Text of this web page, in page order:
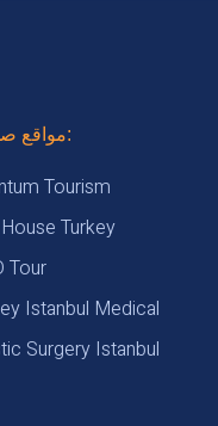
مواقع صديقة:
Tourism
Turkey
Tour
Istanbul Medical
Surgery Istanbul